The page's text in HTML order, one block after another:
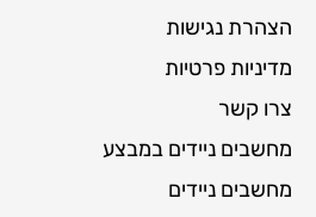
הצהרת נגישות
מדיניות פרטיות
צרו קשר
מחשבים ניידים במבצע
מחשבים ניידים